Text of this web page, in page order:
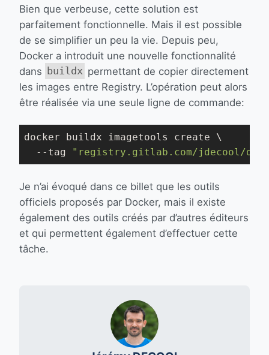
Bien que verbeuse, cette solution est
parfaitement fonctionnelle. Mais il est possible
de se simplifier un peu la vie. Depuis peu,
Docker a introduit une nouvelle fonctionnalité
dans buildx permettant de copier directement
les images entre Registry. L’opération peut alors
être réalisée via une seule ligne de commande:
docker buildx imagetools create \
  --tag
"registry.gitlab.com/jdecool/
Je n’ai évoqué dans ce billet que les outils
officiels proposés par Docker, mais il existe
également des outils créés par d’autres éditeurs
et qui permettent également d’effectuer cette
tâche.